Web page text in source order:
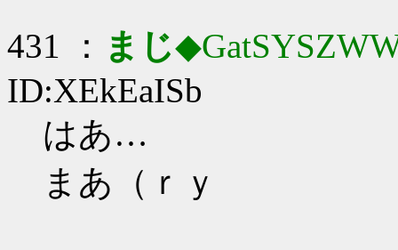
431 ： まじ
ID:XEkEaISb
はあ…
まあ（ｒｙ